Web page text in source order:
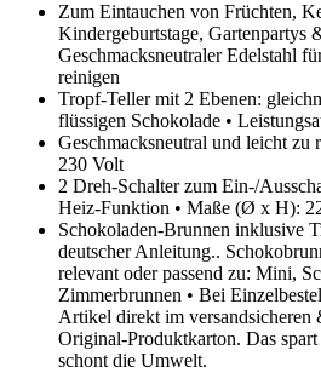
Zum Eintauchen von Früchten,
Kindergeburtstage, Gartenpartys
Geschmacksneutraler Edelstahl
reinigen
Tropf-Teller mit 2 Ebenen:
flüssigen Schokolade •
Geschmacksneutral und leicht zu
230 Volt
2 Dreh-Schalter zum Ein-/
Heiz-Funktion • Maße (Ø x H):
Schokoladen-Brunnen inklusive
deutscher Anleitung..
relevant oder passend zu: Mini,
Zimmerbrunnen • Bei
Artikel direkt im versandsicheren
Original-Produktkarton. Das
schont die Umwelt.